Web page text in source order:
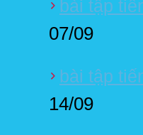
bài tập
07/09
bài tập
14/09